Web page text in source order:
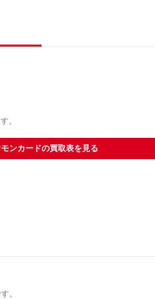
。
ンカードの買取表を見る
。